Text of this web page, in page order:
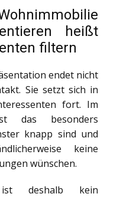
heißt
filtern
endet nicht
Sie setzt sich in
fort. Im
das besonders
knapp sind und
keine
wünschen.
ist deshalb kein